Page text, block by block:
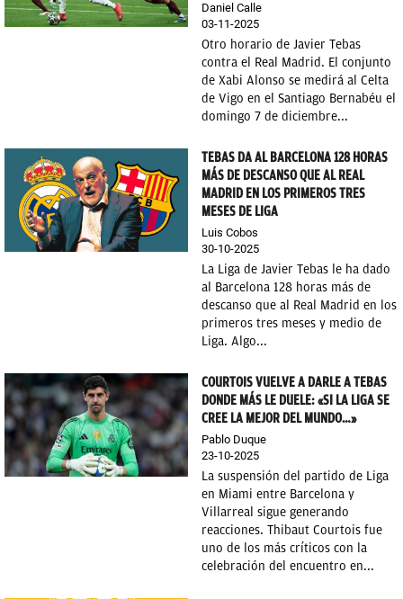
Daniel Calle
03-11-2025
Otro horario de Javier Tebas
contra el Real Madrid. El conjunto
de Xabi Alonso se medirá al Celta
de Vigo en el Santiago Bernabéu el
domingo 7 de diciembre...
TEBAS DA AL BARCELONA 128 HORAS
MÁS DE DESCANSO QUE AL REAL
MADRID EN LOS PRIMEROS TRES
MESES DE LIGA
Luis Cobos
30-10-2025
La Liga de Javier Tebas le ha dado
al Barcelona 128 horas más de
descanso que al Real Madrid en los
primeros tres meses y medio de
Liga. Algo...
COURTOIS VUELVE A DARLE A TEBAS
DONDE MÁS LE DUELE: «SI LA LIGA SE
CREE LA MEJOR DEL MUNDO…»
Pablo Duque
23-10-2025
La suspensión del partido de Liga
en Miami entre Barcelona y
Villarreal sigue generando
reacciones. Thibaut Courtois fue
uno de los más críticos con la
celebración del encuentro en...